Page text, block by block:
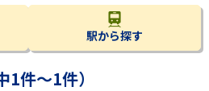
駅から探す
1件～1件）